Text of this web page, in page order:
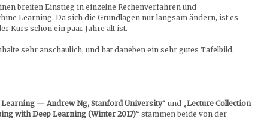
breiten Einstieg in einzelne Rechenverfahren und
Learning. Da sich die Grundlagen nur langsam ändern, ist es
Kurs schon ein paar Jahre alt ist.
sehr anschaulich, und hat daneben ein sehr gutes Tafelbild.
Learning — Andrew Ng, Stanford University“ und „ Lecture Collection
with Deep Learning (Winter 2017)“ stammen beide von der